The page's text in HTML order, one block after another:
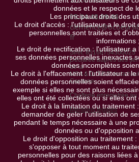
05.34.43.89.46
fr
Siret: 85166754300025
Déclarée auprès des
de la
MSA & D.D.P.P de la
Garonne
Chatterie enregistrée au
Mentions légales
données et le respect de
Les principaux droits des
Le droit d'accès : l'utilisateur a le droit
personnelles sont traitées et
informations ;
Le droit de rectification : l'utilisateur
ses données personnelles inexactes
données incomplètes
Le droit à l'effacement : l'utilisateur a
données personnelles soient
exemple si elles ne sont plus
elles ont été collectées ou si elles
Le droit à la limitation du traitement
demander de geler l'utilisation de
pendant le temps nécessaire à une
données ou d'opposition
Le droit d'opposition au traitement
s'opposer à tout moment au
personnelles pour des raisons liées